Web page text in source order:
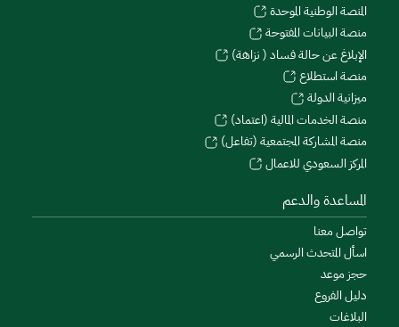
المنصة الوطنية الموحدة
منصة البيانات المفتوحة
الإبلاغ عن حالة فساد ( نزاهة)
منصة استطلاع
ميزانية الدولة
منصة الخدمات المالية (اعتماد)
منصة المشاركة المجتمعية (تفاعل)
المركز السعودي للاعمال
المساعدة والدعم
تواصل معنا
اسأل المتحدث الرسمي
حجز موعد
دليل الفروع
البلاغات